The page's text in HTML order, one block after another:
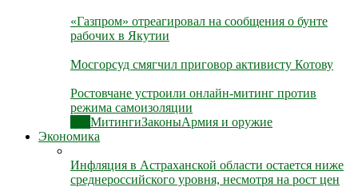
«Газпром» отреагировал на сообщения о бунте
рабочих в Якутии
Мосгорсуд смягчил приговор активисту Котову
Ростовчане устроили онлайн-митинг против
режима самоизоляции
МитингиЗаконыАрмия и оружие
Экономика
Инфляция в Астраханской области остается ниже
среднероссийского уровня, несмотря на рост цен